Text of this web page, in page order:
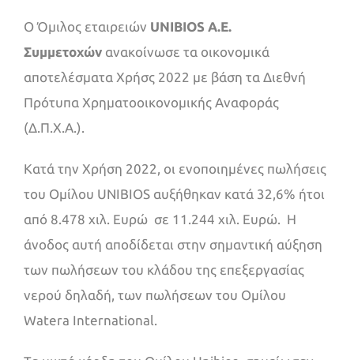
Ο Όμιλος εταιρειών UNIBIOS Α.Ε.
Συμμετοχώνανακοίνωσε τα οικονομικά
αποτελέσματα Χρήσς 2022 με βάση τα Διεθνή
Πρότυπα Χρηματοοικονομικής Αναφοράς
(Δ.Π.Χ.Α.).
Κατά την Χρήση 2022, οι ενοποιημένες πωλήσεις
του Ομίλου UNIBIOS αυξήθηκαν κατά 32,6% ήτοι
από 8.478 χιλ. Ευρώ σε 11.244 χιλ. Ευρώ. Η
άνοδος αυτή αποδίδεται στην σημαντική αύξηση
των πωλήσεων του κλάδου της επεξεργασίας
νερού δηλαδή, των πωλήσεων του Ομίλου
Watera International.